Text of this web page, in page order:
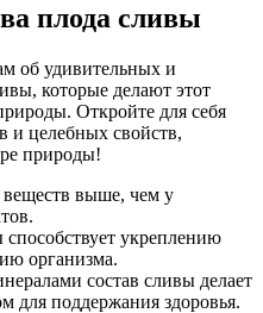
плода сливы
об удивительных и
которые делают этот
Откройте для себя
и целебных свойств,
природы!
выше, чем у
укреплению
организма.
состав сливы делает
для поддержания здоровья.